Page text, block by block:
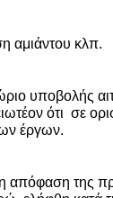
κλπ.
υποβολής
ότι σε
έργων.
η απόφαση της